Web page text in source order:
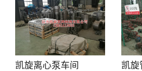
凯旋离心泵车间 凯旋